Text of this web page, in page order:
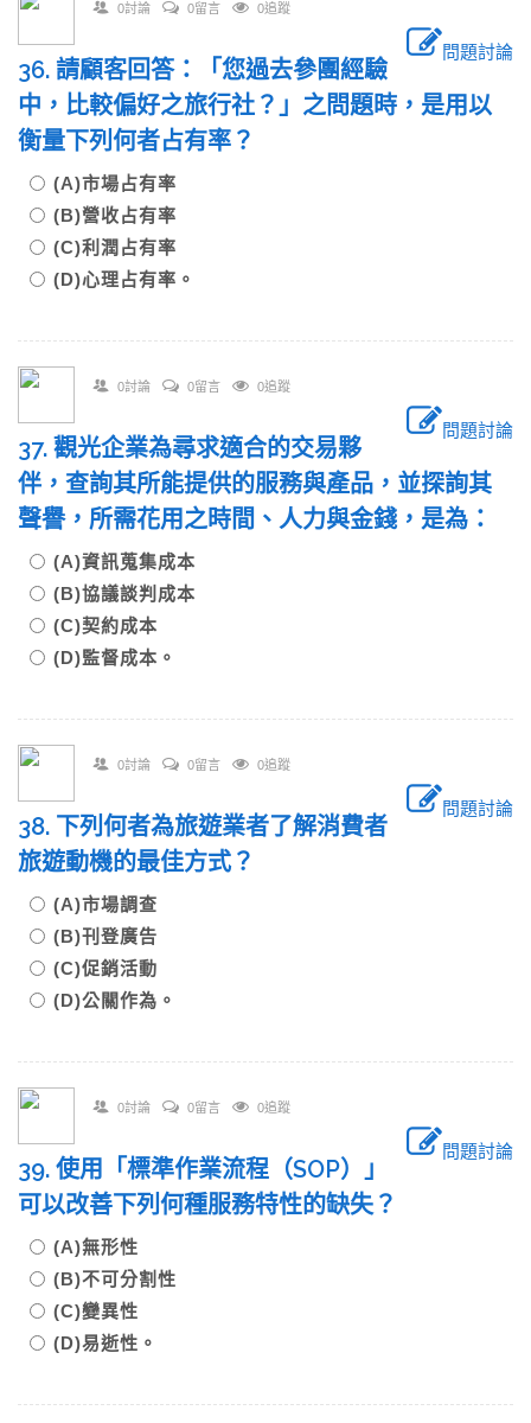
0討論 0留言 0追蹤
問題討論
36. 請顧客回答：「您過去參團經驗
中，比較偏好之旅行社？」之問題時，是用以
衡量下列何者占有率？
(A)市場占有率
(B)營收占有率
(C)利潤占有率
(D)心理占有率。
0討論 0留言 0追蹤
問題討論
37. 觀光企業為尋求適合的交易夥
伴，查詢其所能提供的服務與產品，並探詢其
聲譽，所需花用之時間、人力與金錢，是為：
(A)資訊蒐集成本
(B)協議談判成本
(C)契約成本
(D)監督成本。
0討論 0留言 0追蹤
問題討論
38. 下列何者為旅遊業者了解消費者
旅遊動機的最佳方式？
(A)市場調查
(B)刊登廣告
(C)促銷活動
(D)公關作為。
0討論 0留言 0追蹤
問題討論
39. 使用「標準作業流程（SOP）」
可以改善下列何種服務特性的缺失？
(A)無形性
(B)不可分割性
(C)變異性
(D)易逝性。